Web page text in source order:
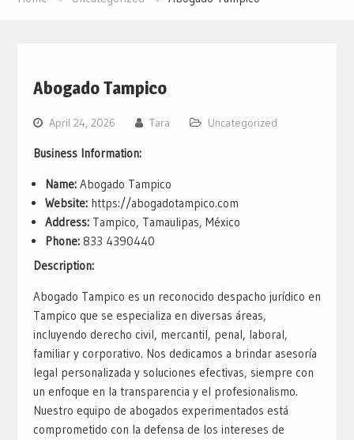
Abogado Tampico
April 24, 2026 Tara Uncategorized
Business Information:
Name:Abogado Tampico
Website:https://abogadotampico.com
Address:Tampico, Tamaulipas, México
Phone:833 4390440
Description:
Abogado Tampico es un reconocido despacho jurídico en
Tampico que se especializa en diversas áreas,
incluyendo derecho civil, mercantil, penal, laboral,
familiar y corporativo. Nos dedicamos a brindar asesoría
legal personalizada y soluciones efectivas, siempre con
un enfoque en la transparencia y el profesionalismo.
Nuestro equipo de abogados experimentados está
comprometido con la defensa de los intereses de